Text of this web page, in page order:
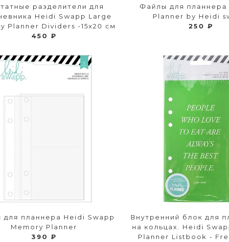
разделители для
Heidi Swapp Large
Planner Dividers -15х20 см
450 ₽
Файлы для планнера
Planner by Heidi
250 ₽
для планнера Heidi Swapp
Memory Planner
390 ₽
Внутренний блок для
на кольцах. Heidi
Planner Listbook -